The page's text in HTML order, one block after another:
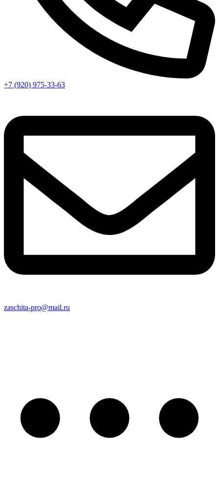
+7 (920) 975-33-63
zaschita-pro@mail.ru